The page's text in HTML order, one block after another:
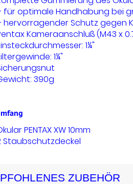
für optimale Handhabung bei
hervorragender Schutz gegen
Kameraanschluß (M43 x
1¼"
1¼"
390g
PENTAX XW 10mm
Staubschutzdeckel
ZUBEHÖR